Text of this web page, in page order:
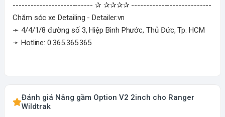
--------------------------- ✰ ✰✰✰✰ ---------------------------
Chăm sóc xe Detailing - Detailer.vn
➛ 4/4/1/8 đường số 3, Hiệp Bình Phước, Thủ Đức, Tp. HCM
➛ Hotline: 0.365.365.365
Đánh giá Nâng gầm Option V2 2inch cho Ranger
Wildtrak